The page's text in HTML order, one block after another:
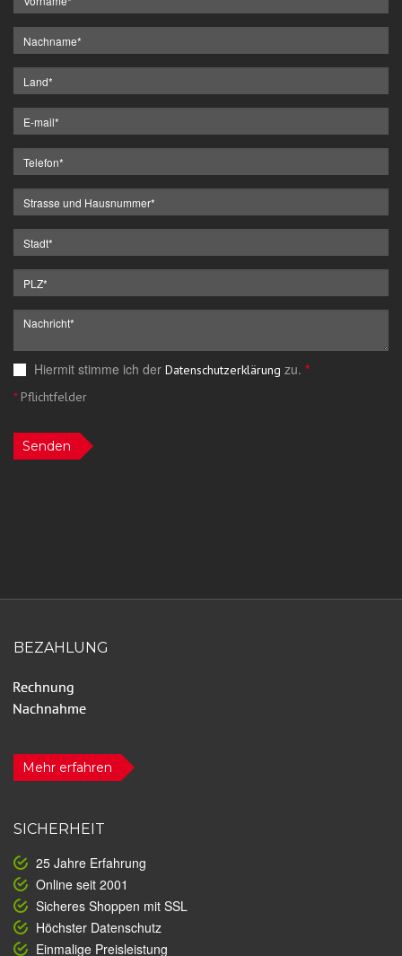
Hiermit stimme ich der Datenschutzerklärung zu. *
*Pflichtfelder
Senden
BEZAHLUNG
Mehr erfahren
SICHERHEIT
25 Jahre Erfahrung
Online seit 2001
Sicheres Shoppen mit SSL
Höchster Datenschutz
Einmalige Preisleistung